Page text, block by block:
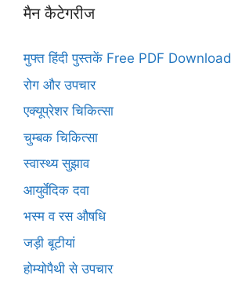
मैन कैटेगरीज
मुफ्त हिंदी पुस्तकें Free PDF Download
रोग और उपचार
एक्यूप्रेशर चिकित्सा
चुम्बक चिकित्सा
स्वास्थ्य सुझाव
आयुर्वेदिक दवा
भस्म व रस औषधि
जड़ी बूटीयां
होम्योपैथी से उपचार